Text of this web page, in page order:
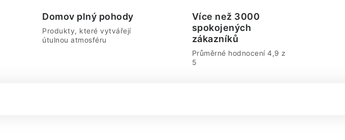
Domov plný pohody
Produkty, které vytvářejí
útulnou atmosféru
Více než 3000
spokojených
zákazníků
Průměrné hodnocení 4,9 z
5